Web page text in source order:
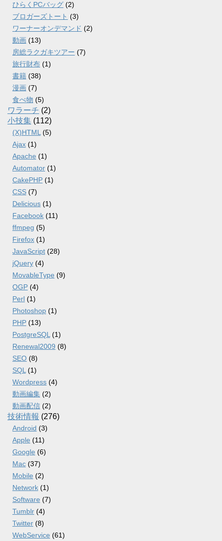
ひらくPCバッグ (2)
ブロガーズトート (3)
ワーナーオンデマンド (2)
動画 (13)
房総ラクガキツアー (7)
旅行財布 (1)
書籍 (38)
漫画 (7)
食べ物 (5)
ワラーチ (2)
小技集 (112)
(X)HTML (5)
Ajax (1)
Apache (1)
Automator (1)
CakePHP (1)
CSS (7)
Delicious (1)
Facebook (11)
ffmpeg (5)
Firefox (1)
JavaScript (28)
jQuery (4)
MovableType (9)
OGP (4)
Perl (1)
Photoshop (1)
PHP (13)
PostgreSQL (1)
Renewal2009 (8)
SEO (8)
SQL (1)
Wordpress (4)
動画編集 (2)
動画配信 (2)
技術情報 (276)
Android (3)
Apple (11)
Google (6)
Mac (37)
Mobile (2)
Network (1)
Software (7)
Tumblr (4)
Twitter (8)
WebService (61)